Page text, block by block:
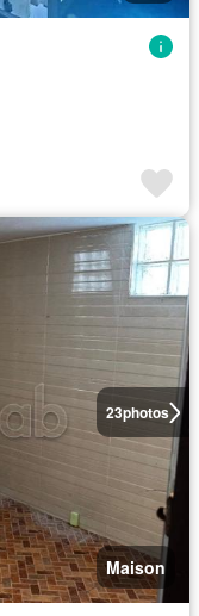
23photos
Maison